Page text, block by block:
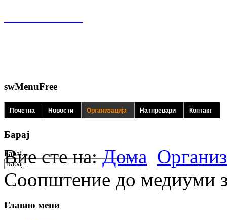
swMenuFree
Почетна Новости Организација Натпревари Контакт
Барај
Барај...
Вие сте на:Дома
Соопштение до медиуми
Главно мени